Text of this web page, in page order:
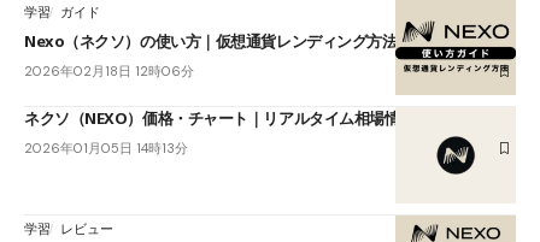
学習 ガイド
Nexo（ネクソ）の使い方｜仮想通貨レンディング方法
2026年02月18日 12時06分
ネクソ（NEXO）価格・チャート｜リアルタイム相場情報
2026年01月05日 14時13分
学習 レビュー